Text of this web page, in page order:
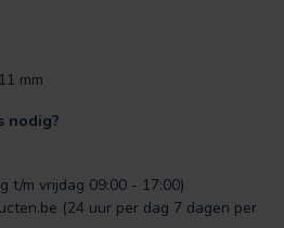
mm
nodig?
t/m vrijdag 09:00 - 17:00)
(24 uur per dag 7 dagen per